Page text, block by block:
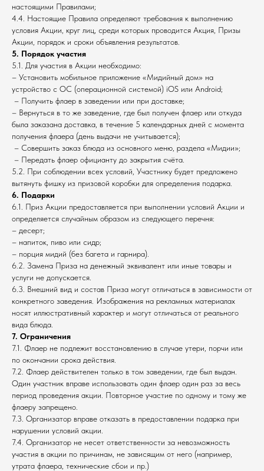
настоящими Правилами;
4.4. Настоящие Правила определяют требования к выполнению
условия Акции, круг лиц, среди которых проводится Акция, Призы
Акции, порядок и сроки объявления результатов.
5. Порядок участия
5.1. Для участия в Акции необходимо:
– Установить мобильное приложение «Мидийный дом» на
устройство с ОС (операционной системой) iOS или Android;
– Получить флаер в заведении или при доставке;
– Вернуться в то же заведение, где был получен флаер или откуда
была заказана доставка, в течение 5 календарных дней с момента
получения флаера (день выдачи не учитывается);
– Совершить заказ блюда из основного меню, раздела «Мидии»;
– Передать флаер официанту до закрытия счёта.
5.2. При соблюдении всех условий, Участнику будет предложено
вытянуть фишку из призовой коробки для определения подарка.
6. Подарки
6.1. Приз Акции предоставляется при выполнении условий Акции и
определяется случайным образом из следующего перечня:
– десерт;
– напиток, пиво или сидр;
– порция мидий (без багета и гарнира).
6.2. Замена Приза на денежный эквивалент или иные товары и
услуги не допускается.
6.3. Внешний вид и состав Приза могут отличаться в зависимости от
конкретного заведения. Изображения на рекламных материалах
носят иллюстративный характер и могут отличаться от реального
вида блюда.
7. Ограничения
7.1. Флаер не подлежит восстановлению в случае утери, порчи или
по окончании срока действия.
7.2. Флаер действителен только в том заведении, где был выдан.
Один участник вправе использовать один флаер один раз за весь
период проведения акции. Повторное участие по одному и тому же
флаеру запрещено.
7.3. Организатор вправе отказать в предоставлении подарка при
нарушении условий акции.
7.4. Организатор не несет ответственности за невозможность
участия в акции по причинам, не зависящим от него (например,
утрата флаера, технические сбои и пр.)